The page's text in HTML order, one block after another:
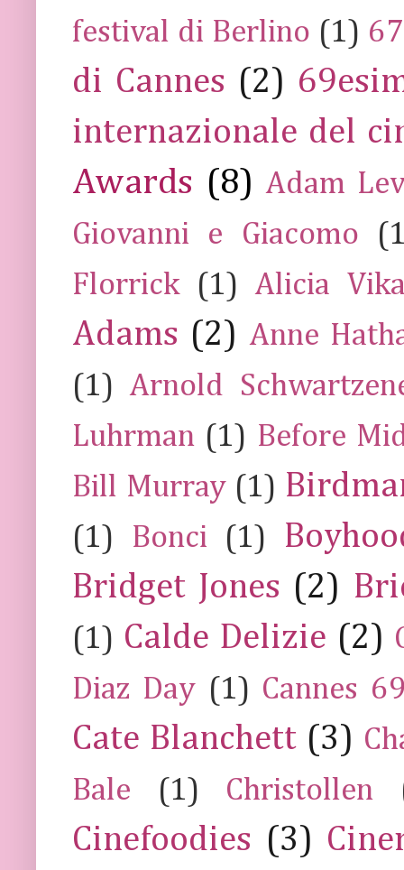
festival di Berlino (1)
di Cannes (2)
internazionale del
Awards (8) Adam
Giovanni e Giacomo
Florrick
(1) Alicia
Adams (2) Anne
(1) Arnold
Luhrman (1) Before
Bill Murray (1)
(1) Bonci (1)
Bridget Jones (2)
(1) Calde Delizie (2)
Diaz Day (1) Cannes
Cate Blanchett (3)
Bale
(1) Christollen
Cinefoodies (3)